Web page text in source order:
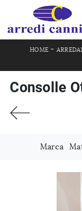
HOME -
Consolle
Marca